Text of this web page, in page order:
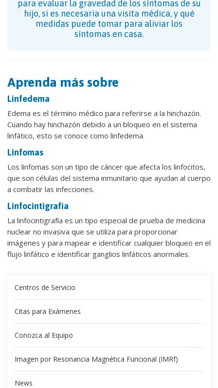
para evaluar la gravedad de los síntomas de su
hijo, si es necesaria una visita médica, y qué
medidas puede tomar para aliviar los
síntomas en casa.
Aprenda más sobre
Linfedema
Edema es el término médico para referirse a la hinchazón.
Cuando hay hinchazón debido a un bloqueo en el sistema
linfático, esto se conoce como linfedema.
Linfomas
Los linfomas son un tipo de cáncer que afecta los linfocitos,
que son células del sistema inmunitario que ayudan al cuerpo
a combatir las infecciones.
Linfocintigrafía
La linfocintigrafía es un tipo especial de prueba de medicina
nuclear no invasiva que se utiliza para proporcionar
imágenes y para mapear e identificar cualquier bloqueo en el
flujo linfático e identificar ganglios linfáticos anormales.
Centros de Servicio
Citas para Exámenes
Conozca al Equipo
Imagen por Resonancia Magnética Funcional (IMRf)
News